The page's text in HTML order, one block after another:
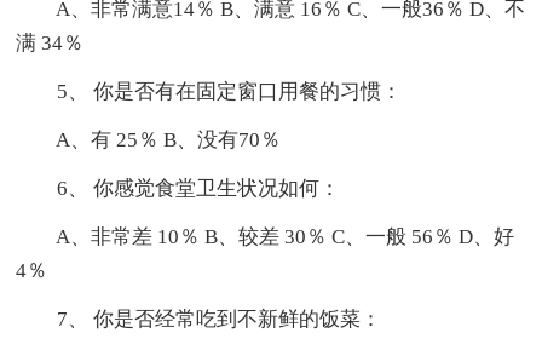
A、非常满意14％ B、满意 16％ C、一般36％ D、不
满 34％
5、 你是否有在固定窗口用餐的习惯：
A、有 25％ B、没有70％
6、 你感觉食堂卫生状况如何：
A、非常差 10％ B、较差 30％ C、一般 56％ D、好
4％
7、 你是否经常吃到不新鲜的饭菜：